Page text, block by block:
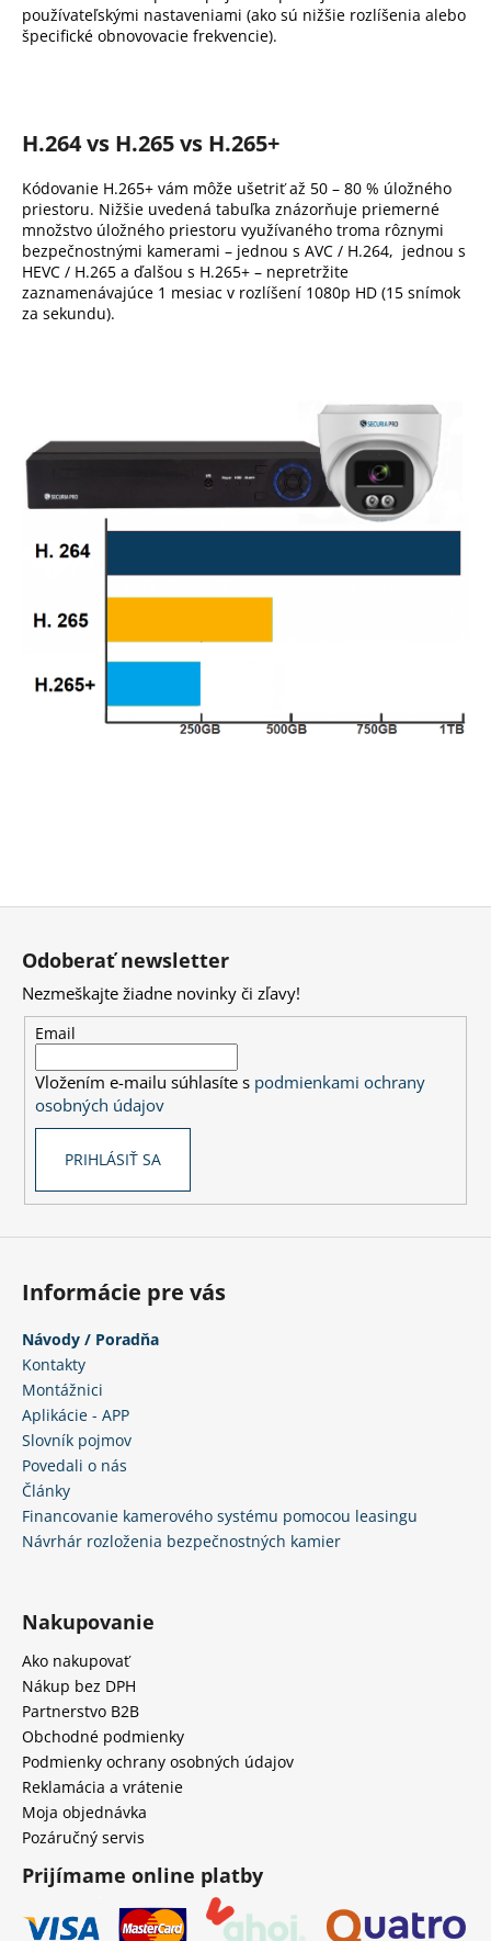
používateľskými nastaveniami (ako sú nižšie rozlíšenia alebo
špecifické obnovovacie frekvencie).
H.264 vs H.265 vs H.265+
Kódovanie H.265+ vám môže ušetriť až 50 – 80 % úložného
priestoru. Nižšie uvedená tabuľka znázorňuje priemerné
množstvo úložného priestoru využívaného troma rôznymi
bezpečnostnými kamerami – jednou s AVC / H.264, jednou s
HEVC / H.265 a ďalšou s H.265+ – nepretržite
zaznamenávajúce 1 mesiac v rozlíšení 1080p HD (15 snímok
za sekundu).
Odoberať newsletter
Nezmeškajte žiadne novinky či zľavy!
Email
Vložením e-mailu súhlasíte s podmienkami ochrany
osobných údajov
PRIHLÁSIŤ SA
Informácie pre vás
Návody / Poradňa
Kontakty
Montážnici
Aplikácie - APP
Slovník pojmov
Povedali o nás
Články
Financovanie kamerového systému pomocou leasingu
Návrhár rozloženia bezpečnostných kamier
Nakupovanie
Ako nakupovať
Nákup bez DPH
Partnerstvo B2B
Obchodné podmienky
Podmienky ochrany osobných údajov
Reklamácia a vrátenie
Moja objednávka
Pozáručný servis
Prijímame online platby